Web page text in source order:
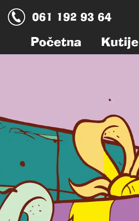
061 192 93 64
Početna Kutije